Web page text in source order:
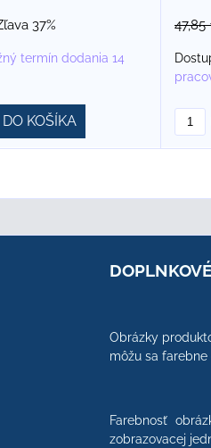
37%
termín dodania 14
KOŠÍKA
Obrázky
môžu sa
Farebnosť
zobrazovacej